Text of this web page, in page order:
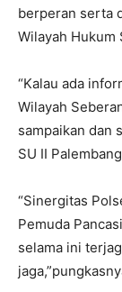
berperan serta
Wilayah Hukum
“Kalau ada
Wilayah
sampaikan dan
SU II
“Sinergitas
Pemuda
selama ini